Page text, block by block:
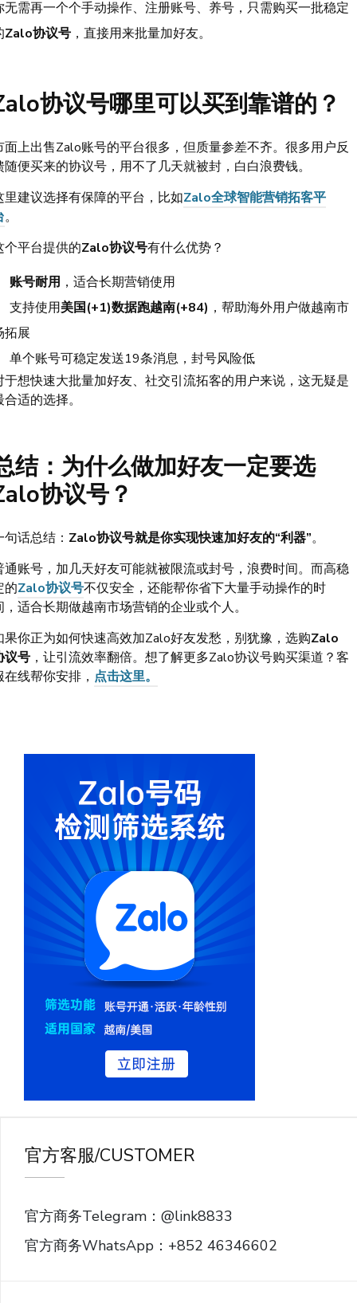
无需再一个个手动操作、注册账号、养号，只需购买一批稳定
Zalo协议号 ，直接用来批量加好友。
协议号哪里可以买到靠谱的？
面上出售Zalo账号的平台很多，但质量参差不齐。很多用户反
随便买来的协议号，用不了几天就被封，白白浪费钱。
里建议选择有保障的平台，比如Zalo全球智能营销拓客平
。
个平台提供的Zalo协议号有什么优势？
账号耐用 ，适合长期营销使用
支持使用美国(+1)数据跑越南(+84) ，帮助海外用户做越南市
拓展
单个账号可稳定发送19条消息，封号风险低
于想快速大批量加好友、社交引流拓客的用户来说，这无疑是
合适的选择。
结：为什么做加好友一定要选
协议号？
句话总结： Zalo协议号就是你实现快速加好友的“利器”。
通账号，加几天好友可能就被限流或封号，浪费时间。而高稳
的Zalo协议号不仅安全，还能帮你省下大量手动操作的时
，适合长期做越南市场营销的企业或个人。
果你正为如何快速高效加Zalo好友发愁，别犹豫，选购Zalo
议号 ，让引流效率翻倍。想了解更多Zalo协议号购买渠道？客
在线帮你安排， 点击这里。
官方客服/CUSTOMER
官方商务Telegram：@link8833
官方商务WhatsApp：+852 46346602